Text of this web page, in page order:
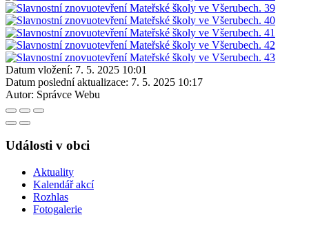
Datum vložení: 7. 5. 2025 10:01
Datum poslední aktualizace: 7. 5. 2025 10:17
Autor: Správce Webu
Události v obci
Aktuality
Kalendář akcí
Rozhlas
Fotogalerie